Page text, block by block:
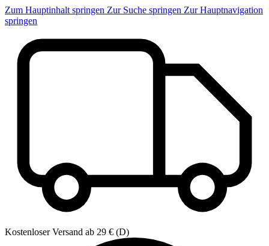
Zum Hauptinhalt springen Zur Suche springen Zur Hauptnavigation
springen
Kostenloser Versand ab 29 € (D)